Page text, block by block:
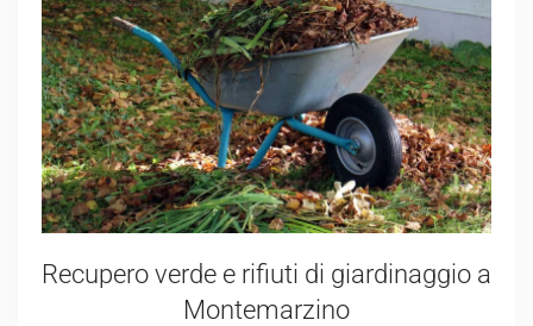
Recupero verde e rifiuti di giardinaggio a
Montemarzino